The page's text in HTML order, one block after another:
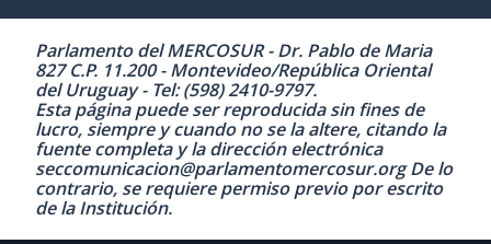
Parlamento del MERCOSUR - Dr. Pablo de Maria
827 C.P. 11.200 - Montevideo/República Oriental
del Uruguay - Tel: (598) 2410-9797.
Esta página puede ser reproducida sin fines de
lucro, siempre y cuando no se la altere, citando la
fuente completa y la dirección electrónica
seccomunicacion@parlamentomercosur.org De lo
contrario, se requiere permiso previo por escrito
de la Institución.